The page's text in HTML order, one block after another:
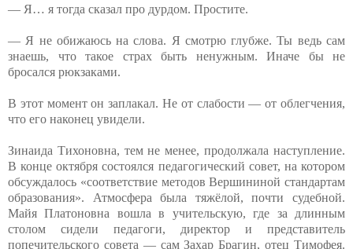
— Я… я тогда сказал про дурдом. Простите.
— Я не обижаюсь на слова. Я смотрю глубже. Ты ведь сам
знаешь, что такое страх быть ненужным. Иначе бы не
бросался рюкзаками.
В этот момент он заплакал. Не от слабости — от облегчения,
что его наконец увидели.
Зинаида Тихоновна, тем не менее, продолжала наступление.
В конце октября состоялся педагогический совет, на котором
обсуждалось «соответствие методов Вершининой стандартам
образования». Атмосфера была тяжёлой, почти судебной.
Майя Платоновна вошла в учительскую, где за длинным
столом сидели педагоги, директор и представитель
попечительского совета — сам Захар Брагин, отец Тимофея.